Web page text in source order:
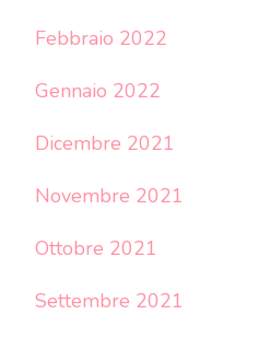
Febbraio 2022
Gennaio 2022
Dicembre 2021
Novembre 2021
Ottobre 2021
Settembre 2021